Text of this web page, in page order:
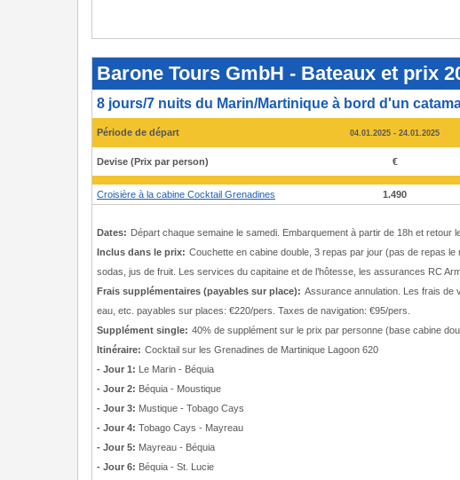
Tours
GmbH
Bateaux
et
prix
2025
Croisière
cabine
Cocktail
Grenadines
Barone Tours GmbH - Bateaux et prix
8 jours/7 nuits du Marin/Martinique à bord d'un
Période de départ 04.01.2025 - 24.01.2025
Devise (Prix par person) €
Croisière à la cabine Cocktail Grenadines 1.490
Dates: Départ chaque semaine le samedi. Embarquement à partir de 18h et retour
Inclus dans le prix: Couchette en cabine double, 3 repas par jour (pas de repas
sodas, jus de fruit. Les services du capitaine et de l’hôtesse, les assurances RC
Frais supplémentaires (payables sur place): Assurance annulation. Les frais de
eau, etc. payables sur places: €220/pers. Taxes de navigation: €95/pers.
Supplément single: 40% de supplément sur le prix par personne (base cabine
Itinéraire: Cocktail sur les Grenadines de Martinique Lagoon 620
- Jour 1: Le Marin - Béquia
- Jour 2: Béquia - Moustique
- Jour 3: Mustique - Tobago Cays
- Jour 4: Tobago Cays - Mayreau
- Jour 5: Mayreau - Béquia
- Jour 6: Béquia - St. Lucie